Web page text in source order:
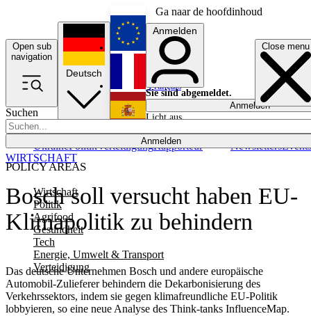
Ga naar de hoofdinhoud
Open sub
navigation
Close menu
Suchen
Anmelden
POLICY AREAS
Wirtschaft
Politik
Agrifood
Gesundheit
Tech
Energie, Umwelt & Transport
Verteidigung
UkrainePolitikVerteidigungRapporteur NewslettersEvents
Deutsch
English
Français
Anmelden
Sie sind abgemeldet.
Anmelden
Licht aus
Bosch soll versucht haben EU-
Klimapolitik zu behindern
Das deutsche Unternehmen Bosch und andere europäische
Automobil-Zulieferer behindern die Dekarbonisierung des
Verkehrssektors, indem sie gegen klimafreundliche EU-Politik
lobbyieren, so eine neue Analyse des Think-tanks InfluenceMap.
WIRTSCHAFT